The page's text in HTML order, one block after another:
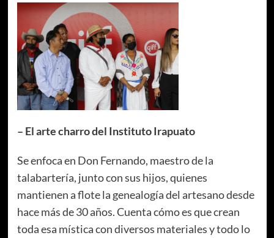
– El arte charro del Instituto Irapuato
Se enfoca en Don Fernando, maestro de la
talabartería, junto con sus hijos, quienes
mantienen a flote la genealogía del artesano desde
hace más de 30 años. Cuenta cómo es que crean
toda esa mística con diversos materiales y todo lo